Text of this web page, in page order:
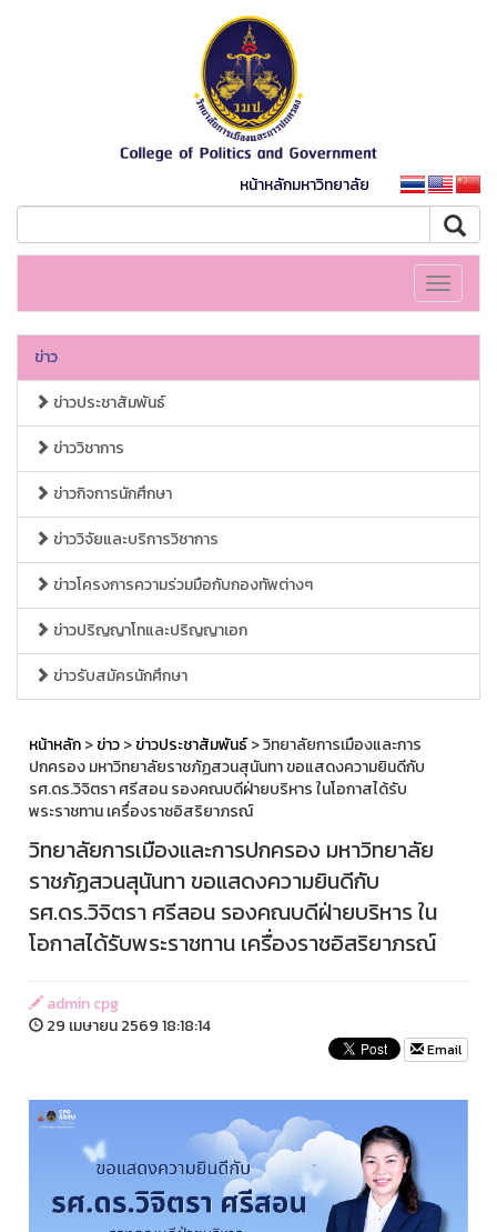
หน้าหลักมหาวิทยาลัย
Toggle
ข่าว
ข่าวประชาสัมพันธ์
ข่าววิชาการ
ข่าวกิจการนักศึกษา
ข่าววิจัยและบริการวิชาการ
ข่าวโครงการความร่วมมือกับกองทัพต่างๆ
ข่าวปริญญาโทและปริญญาเอก
ข่าวรับสมัครนักศึกษา
หน้าหลัก>ข่าว>ข่าวประชาสัมพันธ์> วิทยาลัยการเมืองและการ
ปกครอง มหาวิทยาลัยราชภัฏสวนสุนันทา ขอแสดงความยินดีกับ
รศ.ดร.วิจิตรา ศรีสอน รองคณบดีฝ่ายบริหาร ในโอกาสได้รับ
พระราชทาน เครื่องราชอิสริยาภรณ์
วิทยาลัยการเมืองและการปกครอง มหาวิทยาลัย
ราชภัฏสวนสุนันทา ขอแสดงความยินดีกับ
รศ.ดร.วิจิตรา ศรีสอน รองคณบดีฝ่ายบริหาร ใน
โอกาสได้รับพระราชทาน เครื่องราชอิสริยาภรณ์
admin cpg
29 เมษายน 2569 18:18:14
Email